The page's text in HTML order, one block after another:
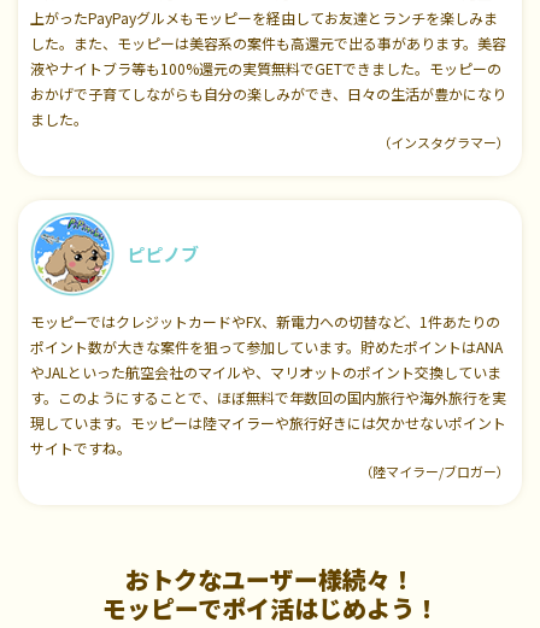
上がったPayPayグルメもモッピーを経由してお友達とランチを楽しみま
した。また、モッピーは美容系の案件も高還元で出る事があります。美容
液やナイトブラ等も100%還元の実質無料でGETできました。モッピーの
おかげで子育てしながらも自分の楽しみができ、日々の生活が豊かになり
ました。
（インスタグラマー）
ピピノブ
モッピーではクレジットカードやFX、新電力への切替など、1件あたりの
ポイント数が大きな案件を狙って参加しています。貯めたポイントはANA
やJALといった航空会社のマイルや、マリオットのポイント交換していま
す。このようにすることで、ほぼ無料で年数回の国内旅行や海外旅行を実
現しています。モッピーは陸マイラーや旅行好きには欠かせないポイント
サイトですね。
（陸マイラー/ブロガー）
おトクなユーザー様続々！
モッピーでポイ活はじめよう！